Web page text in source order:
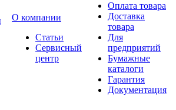
O компании
Статьи
Сервисный
центр
Оплата товара
Доставка
товара
Для
предприятий
Бумажные
каталоги
Гарантия
Документация